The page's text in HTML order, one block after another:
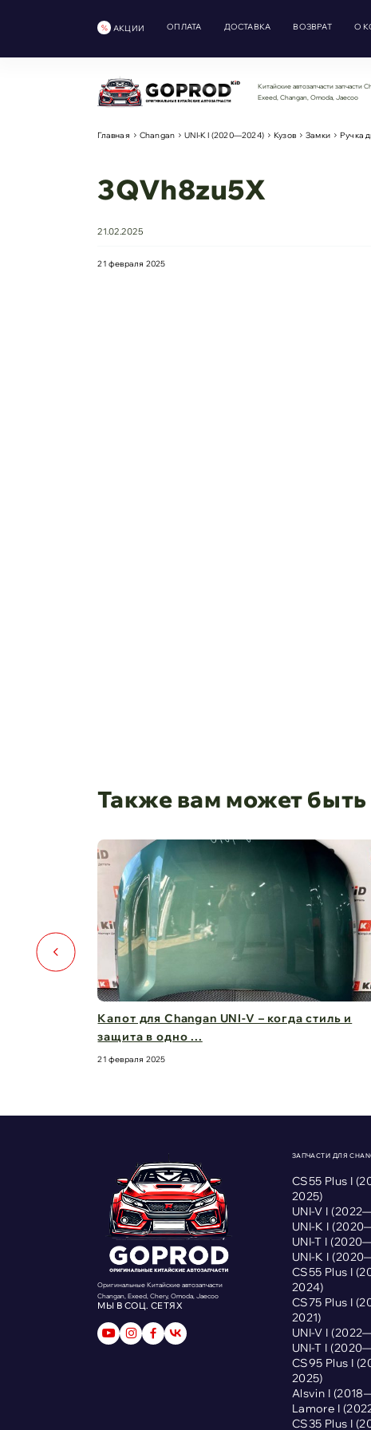
АКЦИИ ОПЛАТА ДОСТАВКА ВОЗВРАТ О
Китайские автозапчасти запчасти
Exeed, Changan, Omoda, Jaecoo
Главная Changan UNI-K I (2020—2024) Кузов Замки Ручка
3QVh8zu5X
21.02.2025
21 февраля 2025
Также вам может быть
Капот для Changan UNI-V – когда стиль и
защита в одно ...
21 февраля 2025
Оригинальные Китайские автозапчасти
Changan, Exeed, Chery, Omoda, Jaecoo
МЫ В СОЦ. СЕТЯХ
ЗАПЧАСТИ ДЛЯ
CS55 Plus I
2025)
UNI-V I
UNI-K I
UNI-T I
UNI-K I
CS55 Plus I
2024)
CS75 Plus I
2021)
UNI-V I
UNI-T I
CS95 Plus I
2025)
Alsvin I
Lamore I
CS35 Plus I